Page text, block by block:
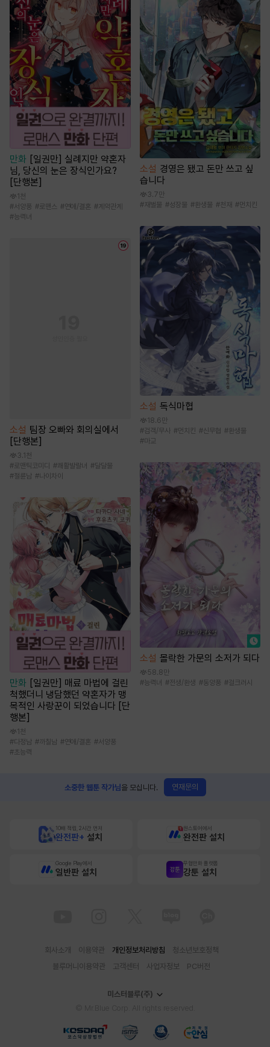
만화 [일권만] 실례지만 약혼자
님, 당신의 눈은 장식인가요?
[단행본]
1천
#서양풍 #로맨스 #연애/결혼 # 계약관계
#능력녀
소설 팀장 오빠와 회의실에서
[단행본]
3.1천
#로맨틱코미디 #쾌활발랄녀 #달달물
#절륜남 #나이차이
만화 [일권만] 매료 마법에 걸린
척했더니 냉담했던 약혼자가 맹
목적인 사랑꾼이 되었습니다 [단
행본]
1천
#다정남 #까칠남 #연애/결혼 #서양풍
#초능력
소설 경영은 됐고 돈만 쓰고 싶
습니다
3.7만
#재벌물 #성장물 #환생물 #천재 #먼치킨
소설 독식마협
18.6만
#검객/무사 #먼치킨 #신무협 #환생물
#마교
소설 몰락한 가문의 소저가 되다
58.8만
#능력녀 #전생/환생 #동양풍 #걸크러시
소중한 웹툰 작가님을 모십니다. 연재문의
10배 적립, 2시간 먼저
완전판+ 설치
원스토어에서
완전판 설치
Google Play에서
일반판 설치
무협만화 플랫폼
강툰 설치
회사소개 이용약관 개인정보처리방침
청소년보호정책
블루머니이용약관
고객센터 사업자정보 PC버전
미스터블루(주)